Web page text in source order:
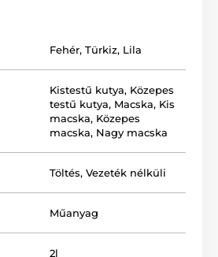
tökéletesen tisztítja a vizet. Az
szűrőközeg elnyeli a
megköti a nehézfémeket, a klórt
egyéb szennyeződéseket. Az
a vizet és megakadályozza a
szulfát eltávolítja a klórt és
a háziállatok szőrét. Az
tökéletes és mindig friss vizet
Fehér, Türkiz, Lila
Kistestű kutya, Közepes
testű kutya, Macska, Kis
macska, Közepes
macska, Nagy macska
Töltés, Vezeték nélküli
Műanyag
2l